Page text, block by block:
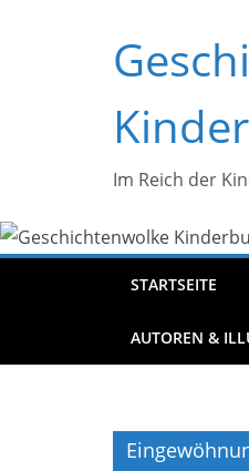
Im Reich der
STARTSEITE
AUTOREN &